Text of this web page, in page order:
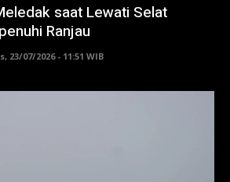
saat Lewati Selat
Ranjau
23/07/2026 - 11:51 WIB